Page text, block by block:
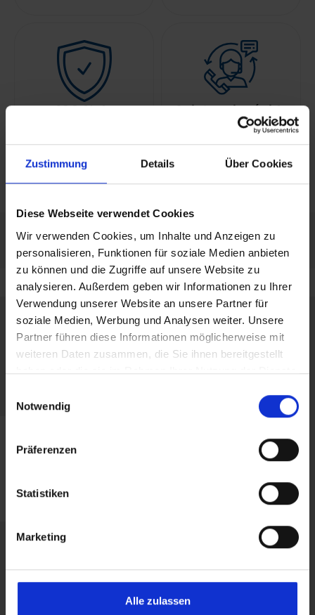
Zustimmung Details Über Cookies
Diese Webseite verwendet Cookies
Wir verwenden Cookies, um Inhalte und Anzeigen zu
personalisieren, Funktionen für soziale Medien anbieten
zu können und die Zugriffe auf unsere Website zu
analysieren. Außerdem geben wir Informationen zu Ihrer
Verwendung unserer Website an unsere Partner für
soziale Medien, Werbung und Analysen weiter. Unsere
Partner führen diese Informationen möglicherweise mit
weiteren Daten zusammen, die Sie ihnen bereitgestellt
haben oder die sie im Rahmen Ihrer Nutzung der Dienste
Notwendig
Präferenzen
Statistiken
Marketing
Alle zulassen
100 % de
mediante transferencia de
licencia certificada por
TÜV
Asistencia rápida
Fiabilidad gracias a un
equipo de expertos con
Obtenez dès maintenant un
conseil sans engagement.